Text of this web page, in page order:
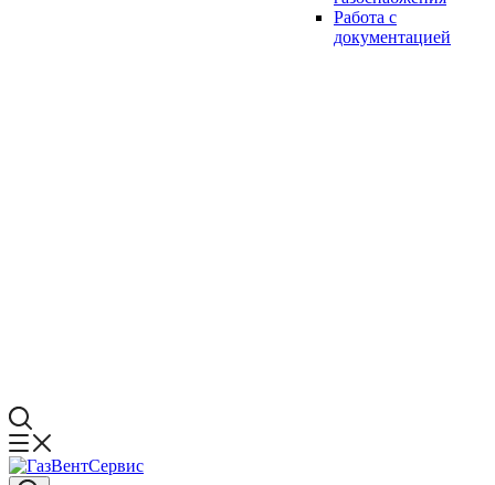
Работа с
документацией